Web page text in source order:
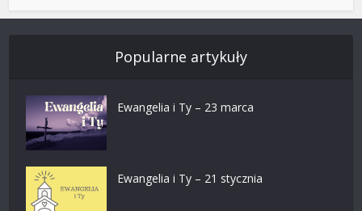
Popularne artykuły
Ewangelia i Ty – 23 marca
Ewangelia i Ty – 21 stycznia